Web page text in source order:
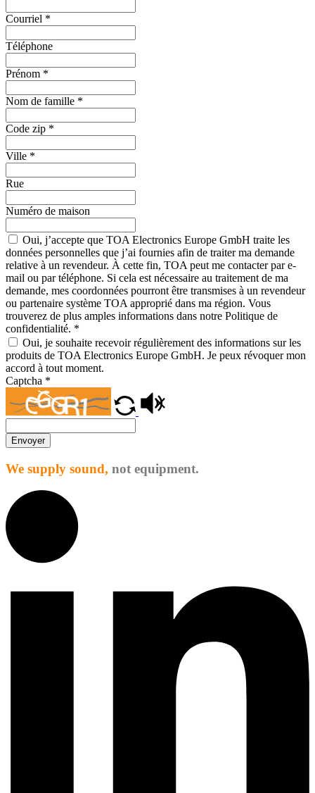
Courriel *
Téléphone
Prénom *
Nom de famille *
Code zip *
Ville *
Rue
Numéro de maison
Oui, j’accepte que TOA Electronics Europe GmbH traite les
données personnelles que j’ai fournies afin de traiter ma demande
relative à un revendeur. À cette fin, TOA peut me contacter par e-
mail ou par téléphone. Si cela est nécessaire au traitement de ma
demande, mes coordonnées pourront être transmises à un revendeur
ou partenaire système TOA approprié dans ma région. Vous
trouverez de plus amples informations dans notre Politique de
confidentialité. *
Oui, je souhaite recevoir régulièrement des informations sur les
produits de TOA Electronics Europe GmbH. Je peux révoquer mon
accord à tout moment.
Captcha *
Envoyer
We supply sound, not equipment.